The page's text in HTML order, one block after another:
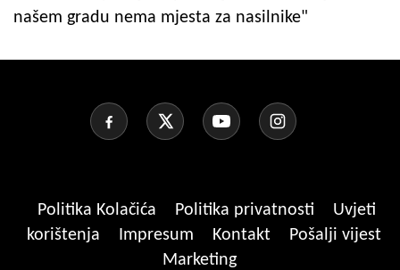
našem gradu nema mjesta za nasilnike"
Politika Kolačića Politika privatnosti
Uvjeti
korištenja
Impresum Kontakt
Pošalji vijest
Marketing